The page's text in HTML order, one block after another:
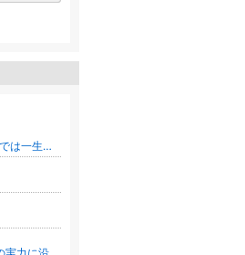
融資のプロが教える、金利やポイ活では一生到達できない「資産の構造計算:稼ぐ仕組み」を築く方法